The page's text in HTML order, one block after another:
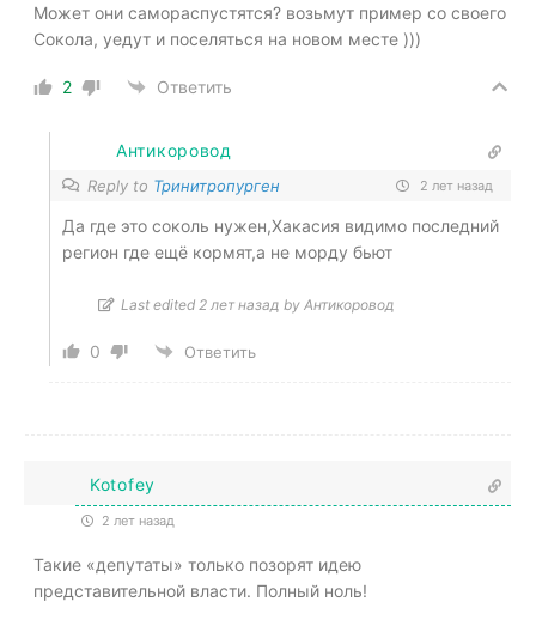
Может они самораспустятся? возьмут пример со своего
Сокола, уедут и поселяться на новом месте )))
2 Ответить
Антикоровод
Reply to Тринитропурген 2 лет назад
Да где это соколь нужен,Хакасия видимо последний
регион где ещё кормят,а не морду бьют
Last edited 2 лет назад by Антикоровод
0 Ответить
Kotofey
2 лет назад
Такие «депутаты» только позорят идею
представительной власти. Полный ноль!